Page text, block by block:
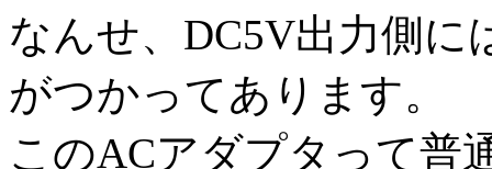
なんせ、DC5V出力側に
がつかってあります。
このACアダプタって普